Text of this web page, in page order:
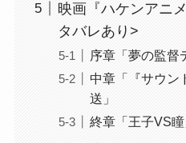
映画『ハケンアニ
タバレあり>
序章「夢の監督
中章「『サウン
送」
終章「王子VS瞳